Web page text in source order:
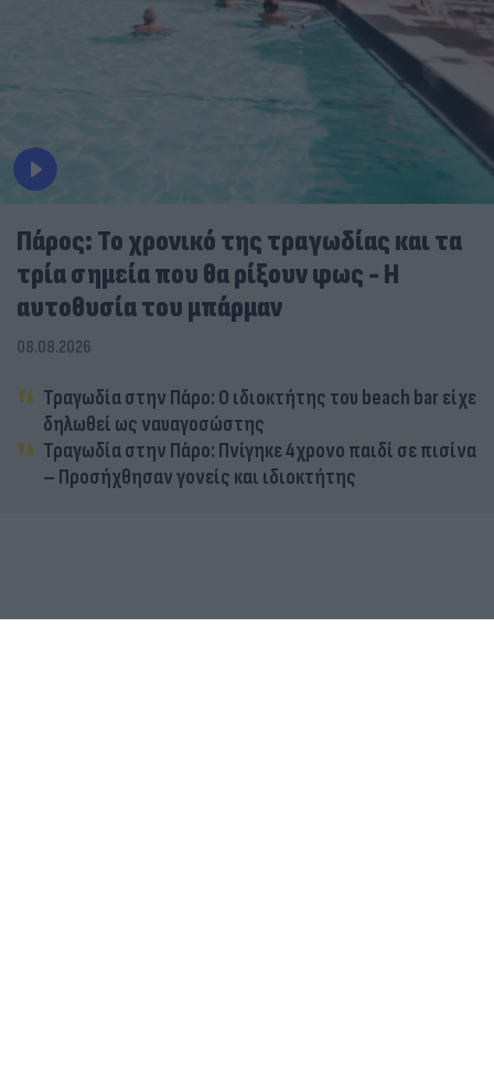
Πάρος: Το χρονικό της τραγωδίας και τα
τρία σημεία που θα ρίξουν φως - Η
αυτοθυσία του μπάρμαν
08.08.2026
Τραγωδία στην Πάρο: Ο ιδιοκτήτης του beach bar είχε
δηλωθεί ως ναυαγοσώστης
Τραγωδία στην Πάρο: Πνίγηκε 4χρονο παιδί σε πισίνα
– Προσήχθησαν γονείς και ιδιοκτήτης